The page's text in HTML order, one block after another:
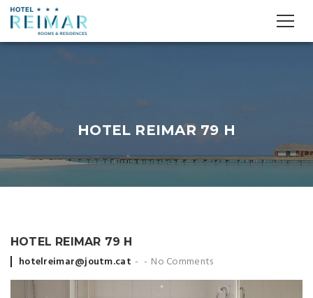
HOTEL REIMAR 79 H
HOTEL REIMAR 79 H
Posted
by
hotelreimar@joutm.cat No Comments